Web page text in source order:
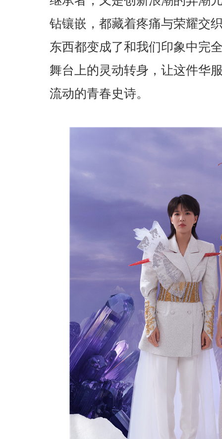
钻镶嵌，都藏着疼痛与荣耀交
东西都变成了和我们印象中完
舞台上的灵动转身，让这件华
流动的青春史诗。